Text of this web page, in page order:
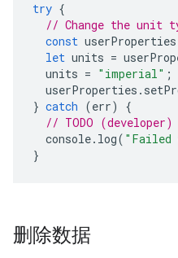
try {
// Change the unit
const userProperties
let units =
units = "imperial" ;
userProperties .
} catch (err)
{
// TODO
console. log( "Failed
}
删除数据